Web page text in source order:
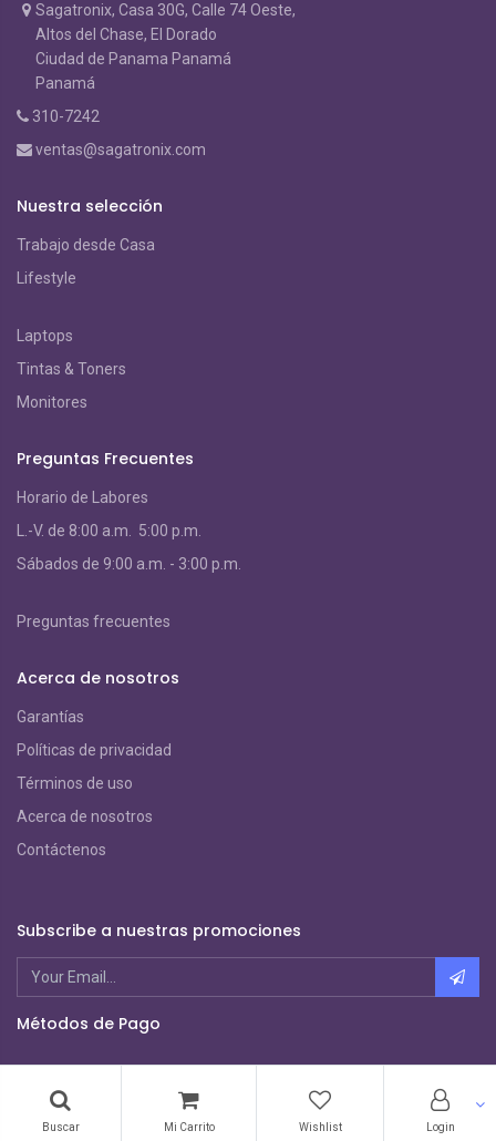
Buscar Mi Carrito Wishlist Login
Sagatronix, Casa 30G, Calle 74 Oeste,
Altos del Chase, El Dorado
Ciudad de Panama Panamá
Panamá
310-7242
ventas@sagatronix.com
Nuestra selección
Trabajo desde Casa
Lifestyle
Laptops
Tintas & Toners
Monitores
Preguntas Frecuentes
Horario de Labores
L.-V. de 8:00 a.m. 5:00 p.m.
Sábados de 9:00 a.m. - 3:00 p.m.
Preguntas frecuentes
Acerca de nosotros
Garantías
Políticas de privacidad
Términos de uso
Acerca de nosotros
Contáctenos
Subscribe a nuestras promociones
Métodos de Pago
Copyright © Sagatronix